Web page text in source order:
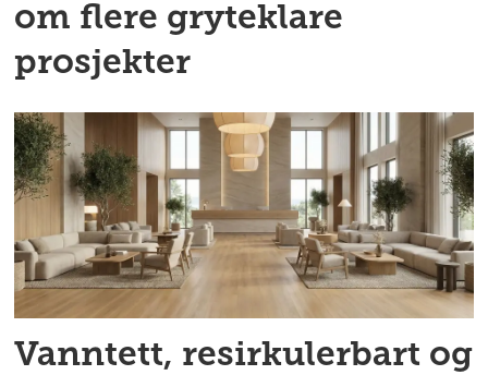
om flere gryteklare
prosjekter
Vanntett, resirkulerbart og